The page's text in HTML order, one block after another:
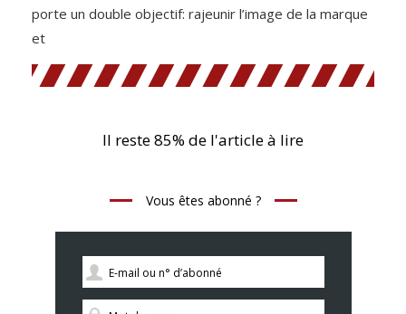
porte un double objectif: rajeunir l’image de la marque
et
Il reste 85% de l'article à lire
Vous êtes abonné ?